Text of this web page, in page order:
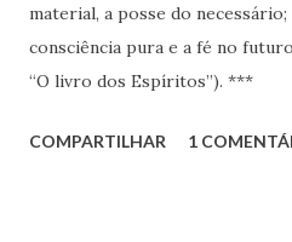
material, a posse do necessário;
consciência pura e a fé no
“O livro dos Espíritos”).
desejo, a aspiração, o projeto
COMPARTILHAR 1